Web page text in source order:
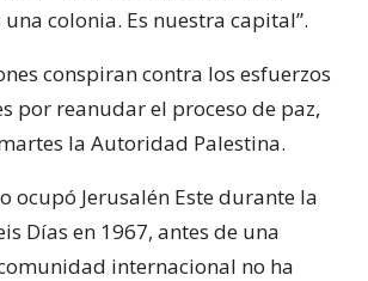
una colonia. Es nuestra capital”.
conspiran contra los esfuerzos
por reanudar el proceso de paz,
la Autoridad Palestina.
ocupó Jerusalén Este durante la
Días en 1967, antes de una
internacional no ha